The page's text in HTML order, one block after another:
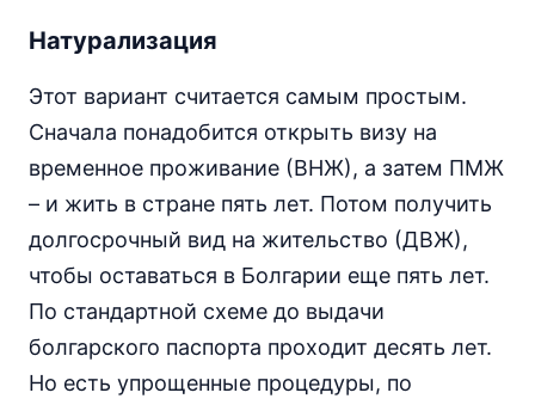
Натурализация
Этот вариант считается самым простым.
Сначала понадобится открыть визу на
временное проживание (ВНЖ), а затем ПМЖ
– и жить в стране пять лет. Потом получить
долгосрочный вид на жительство (ДВЖ),
чтобы оставаться в Болгарии еще пять лет.
По стандартной схеме до выдачи
болгарского паспорта проходит десять лет.
Но есть упрощенные процедуры, по